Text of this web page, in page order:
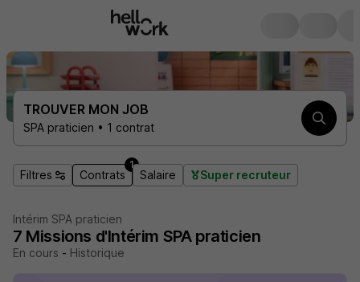
TROUVER MON JOB
SPA praticien • 1 contrat
Filtres Contrats
1
Salaire Super recruteur
Intérim SPA praticien
7 Missions d'Intérim SPA praticien
En cours - Historique